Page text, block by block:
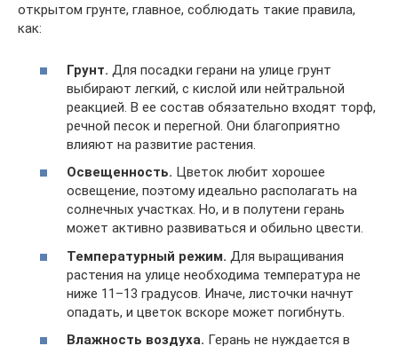
открытом грунте, главное, соблюдать такие правила,
как:
Грунт. Для посадки герани на улице грунт
выбирают легкий, с кислой или нейтральной
реакцией. В ее состав обязательно входят торф,
речной песок и перегной. Они благоприятно
влияют на развитие растения.
Освещенность. Цветок любит хорошее
освещение, поэтому идеально располагать на
солнечных участках. Но, и в полутени герань
может активно развиваться и обильно цвести.
Температурный режим. Для выращивания
растения на улице необходима температура не
ниже 11–13 градусов. Иначе, листочки начнут
опадать, и цветок вскоре может погибнуть.
Влажность воздуха. Герань не нуждается в